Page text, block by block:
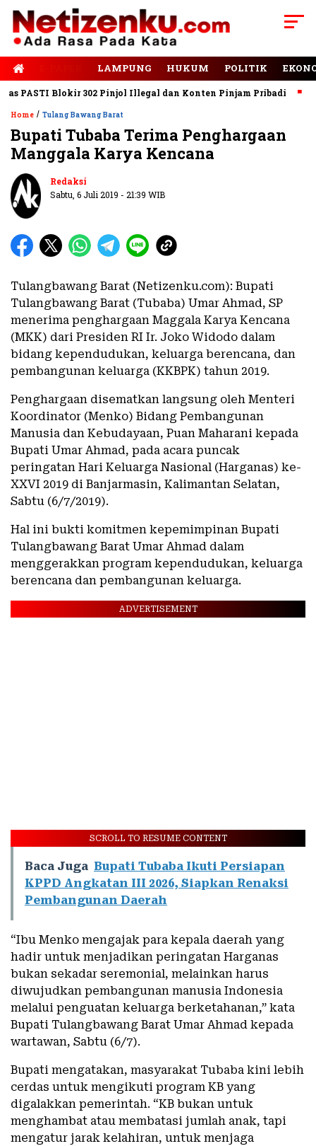
LAMPUNG HUKUM POLITIK
Blokir 302 Pinjol Illegal dan Konten Pinjam Pribadi
Home / Tulang Bawang Barat
Bupati Tubaba Terima Penghargaan
Manggala Karya Kencana
Redaksi
Sabtu, 6 Juli 2019 - 21:39 WIB
Tulangbawang Barat (Netizenku.com): Bupati
Tulangbawang Barat (Tubaba) Umar Ahmad, SP
menerima penghargaan Maggala Karya Kencana
(MKK) dari Presiden RI Ir. Joko Widodo dalam
bidang kependudukan, keluarga berencana, dan
pembangunan keluarga (KKBPK) tahun 2019.
Penghargaan disematkan langsung oleh Menteri
Koordinator (Menko) Bidang Pembangunan
Manusia dan Kebudayaan, Puan Maharani kepada
Bupati Umar Ahmad, pada acara puncak
peringatan Hari Keluarga Nasional (Harganas) ke-
XXVI 2019 di Banjarmasin, Kalimantan Selatan,
Sabtu (6/7/2019).
Hal ini bukti komitmen kepemimpinan Bupati
Tulangbawang Barat Umar Ahmad dalam
menggerakkan program kependudukan, keluarga
berencana dan pembangunan keluarga.
ADVERTISEMENT
SCROLL TO RESUME CONTENT
Baca Juga Bupati Tubaba Ikuti Persiapan
KPPD Angkatan III 2026, Siapkan Renaksi
Pembangunan Daerah
“Ibu Menko mengajak para kepala daerah yang
hadir untuk menjadikan peringatan Harganas
bukan sekadar seremonial, melainkan harus
diwujudkan pembangunan manusia Indonesia
melalui penguatan keluarga berketahanan,” kata
Bupati Tulangbawang Barat Umar Ahmad kepada
wartawan, Sabtu (6/7).
Bupati mengatakan, masyarakat Tubaba kini lebih
cerdas untuk mengikuti program KB yang
digalakkan pemerintah. “KB bukan untuk
menghambat atau membatasi jumlah anak, tapi
mengatur jarak kelahiran, untuk menjaga